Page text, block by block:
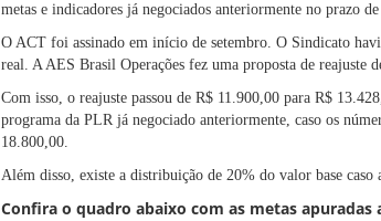
metas e indicadores já negociados anteriormente no prazo
O ACT foi assinado em início de setembro. O Sindicato
real. A AES Brasil Operações fez uma proposta de reajuste
Com isso, o reajuste passou de R$ 11.900,00 para R$
programa da PLR já negociado anteriormente, caso os
18.800,00.
Além disso, existe a distribuição de 20% do valor base
Confira o quadro abaixo com as metas apuradas